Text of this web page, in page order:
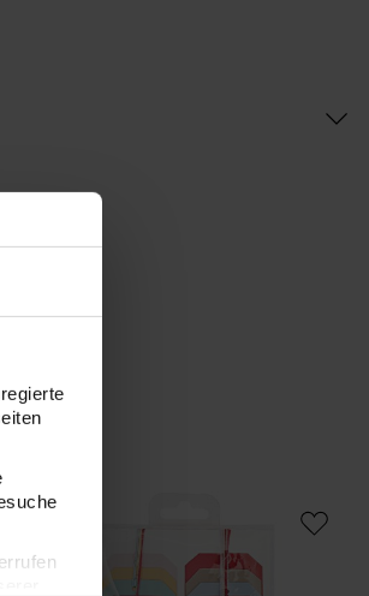
Christmas 30 Stück
Paper Poetry Geschenkanhänger